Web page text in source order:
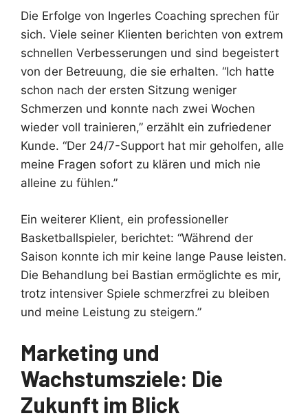
Die Erfolge von Ingerles Coaching sprechen für
sich. Viele seiner Klienten berichten von extrem
schnellen Verbesserungen und sind begeistert
von der Betreuung, die sie erhalten. “Ich hatte
schon nach der ersten Sitzung weniger
Schmerzen und konnte nach zwei Wochen
wieder voll trainieren,” erzählt ein zufriedener
Kunde. “Der 24/7-Support hat mir geholfen, alle
meine Fragen sofort zu klären und mich nie
alleine zu fühlen.”
Ein weiterer Klient, ein professioneller
Basketballspieler, berichtet: “Während der
Saison konnte ich mir keine lange Pause leisten.
Die Behandlung bei Bastian ermöglichte es mir,
trotz intensiver Spiele schmerzfrei zu bleiben
und meine Leistung zu steigern.”
Marketing und
Wachstumsziele: Die
Zukunft im Blick